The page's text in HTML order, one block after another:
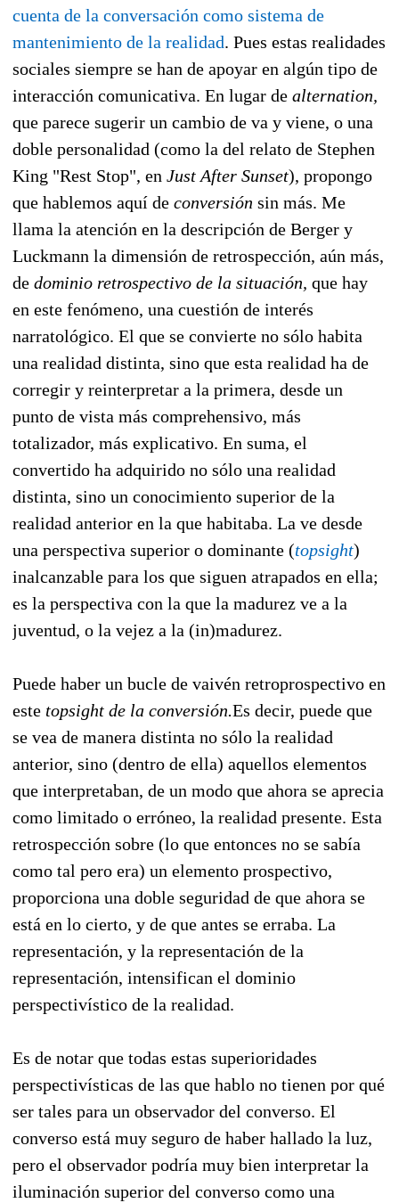
cuenta de la conversación como sistema de
mantenimiento de la realidad. Pues estas realidades
sociales siempre se han de apoyar en algún tipo de
interacción comunicativa. En lugar de alternation,
que parece sugerir un cambio de va y viene, o una
doble personalidad (como la del relato de Stephen
King "Rest Stop", en Just After Sunset), propongo
que hablemos aquí de conversión sin más. Me
llama la atención en la descripción de Berger y
Luckmann la dimensión de retrospección, aún más,
de dominio retrospectivo de la situación, que hay
en este fenómeno, una cuestión de interés
narratológico. El que se convierte no sólo habita
una realidad distinta, sino que esta realidad ha de
corregir y reinterpretar a la primera, desde un
punto de vista más comprehensivo, más
totalizador, más explicativo. En suma, el
convertido ha adquirido no sólo una realidad
distinta, sino un conocimiento superior de la
realidad anterior en la que habitaba. La ve desde
una perspectiva superior o dominante (topsight)
inalcanzable para los que siguen atrapados en ella;
es la perspectiva con la que la madurez ve a la
juventud, o la vejez a la (in)madurez.
Puede haber un bucle de vaivén retroprospectivo en
este topsight de la conversión.Es decir, puede que
se vea de manera distinta no sólo la realidad
anterior, sino (dentro de ella) aquellos elementos
que interpretaban, de un modo que ahora se aprecia
como limitado o erróneo, la realidad presente. Esta
retrospección sobre (lo que entonces no se sabía
como tal pero era) un elemento prospectivo,
proporciona una doble seguridad de que ahora se
está en lo cierto, y de que antes se erraba. La
representación, y la representación de la
representación, intensifican el dominio
perspectivístico de la realidad.
Es de notar que todas estas superioridades
perspectivísticas de las que hablo no tienen por qué
ser tales para un observador del converso. El
converso está muy seguro de haber hallado la luz,
pero el observador podría muy bien interpretar la
iluminación superior del converso como una